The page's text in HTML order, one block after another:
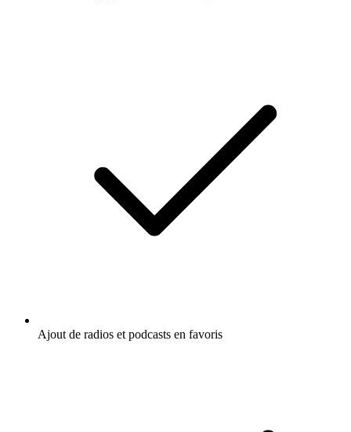
Ajout de radios et podcasts en favoris